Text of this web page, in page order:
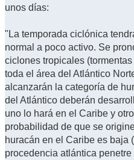
unos días:
"La temporada ciclónica
normal a poco activo. Se
ciclones tropicales
toda el área del Atlántico
alcanzarán la categoría de
del Atlántico deberán
uno lo hará en el Caribe y
probabilidad de que se
huracán en el Caribe es baja
procedencia atlántica